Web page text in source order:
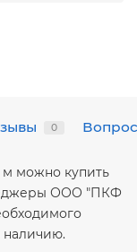
0
м можно купить
ООО "ПКФ
наличию.